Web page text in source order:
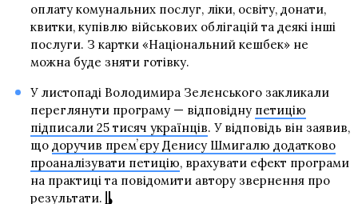
оплату комунальних послуг, ліки, освіту, донати,
квитки, купівлю військових облігацій та деякі інші
послуги. З картки «Національний кешбек» не
можна буде зняти готівку.
У листопаді Володимира Зеленського закликали
переглянути програму — відповідну петицію
підписали 25 тисяч українців. У відповідь він заявив,
що доручив премʼєру Денису Шмигалю додатково
проаналізувати петицію, врахувати ефект програми
на практиці та повідомити автору звернення про
результати.